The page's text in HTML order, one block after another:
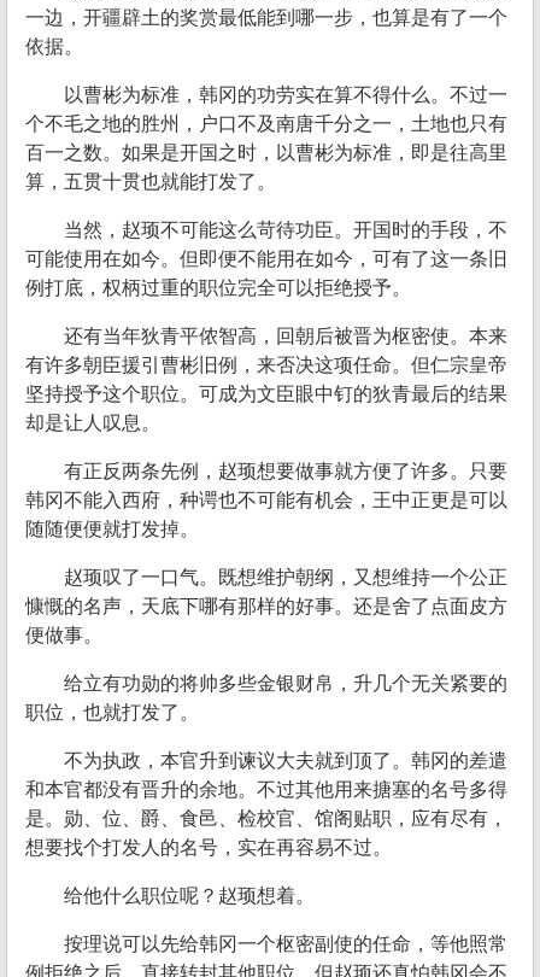
一边，开疆辟土的奖赏最低能到哪一步，也算是有了一个
依据。
以曹彬为标准，韩冈的功劳实在算不得什么。不过一
个不毛之地的胜州，户口不及南唐千分之一，土地也只有
百一之数。如果是开国之时，以曹彬为标准，即是往高里
算，五贯十贯也就能打发了。
当然，赵顼不可能这么苛待功臣。开国时的手段，不
可能使用在如今。但即便不能用在如今，可有了这一条旧
例打底，权柄过重的职位完全可以拒绝授予。
还有当年狄青平侬智高，回朝后被晋为枢密使。本来
有许多朝臣援引曹彬旧例，来否决这项任命。但仁宗皇帝
坚持授予这个职位。可成为文臣眼中钉的狄青最后的结果
却是让人叹息。
有正反两条先例，赵顼想要做事就方便了许多。只要
韩冈不能入西府，种谔也不可能有机会，王中正更是可以
随随便便就打发掉。
赵顼叹了一口气。既想维护朝纲，又想维持一个公正
慷慨的名声，天底下哪有那样的好事。还是舍了点面皮方
便做事。
给立有功勋的将帅多些金银财帛，升几个无关紧要的
职位，也就打发了。
不为执政，本官升到谏议大夫就到顶了。韩冈的差遣
和本官都没有晋升的余地。不过其他用来搪塞的名号多得
是。勋、位、爵、食邑、检校官、馆阁贴职，应有尽有，
想要找个打发人的名号，实在再容易不过。
给他什么职位呢？赵顼想着。
按理说可以先给韩冈一个枢密副使的任命，等他照常
例拒绝之后，直接转封其他职位。但赵顼还真怕韩冈会不